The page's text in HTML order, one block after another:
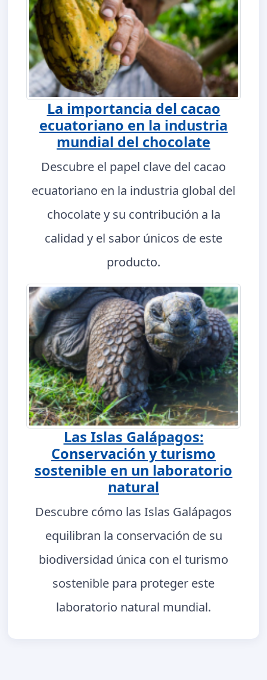
La importancia del cacao
ecuatoriano en la industria
mundial del chocolate
Descubre el papel clave del cacao
ecuatoriano en la industria global del
chocolate y su contribución a la
calidad y el sabor únicos de este
producto.
Las Islas Galápagos:
Conservación y turismo
sostenible en un laboratorio
natural
Descubre cómo las Islas Galápagos
equilibran la conservación de su
biodiversidad única con el turismo
sostenible para proteger este
laboratorio natural mundial.